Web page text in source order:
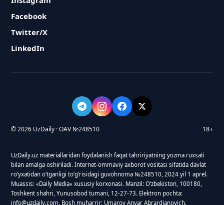
Facebook
Twitter/X
LinkedIn
© 2026 UzDaily · OAV №248510 18+
UzDaily.uz materiallaridan foydalanish faqat tahririyatning yozma ruxsati
bilan amalga oshiriladi. Internet-ommaviy axborot vositasi sifatida davlat
roʻyxatidan oʻtganligi toʻgʻrisidagi guvohnoma №248510, 2024 yil 1 aprel.
Muassis: «Daily Media» xususiy korxonasi. Manzil: Oʻzbekiston, 100180,
Toshkent shahri, Yunusobod tumani, 12-27-73. Elektron pochta:
info@uzdaily.com. Bosh muharrir: Umarov Anvar Abrardjanovich.